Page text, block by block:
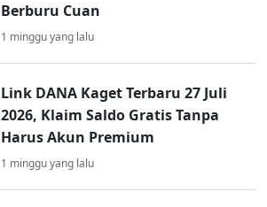
Berburu Cuan
1 minggu yang lalu
Link DANA Kaget Terbaru 27 Juli
2026, Klaim Saldo Gratis Tanpa
Harus Akun Premium
1 minggu yang lalu